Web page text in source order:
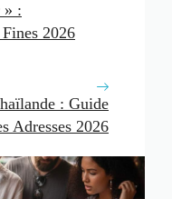
» :
2026
: Guide
Adresses 2026